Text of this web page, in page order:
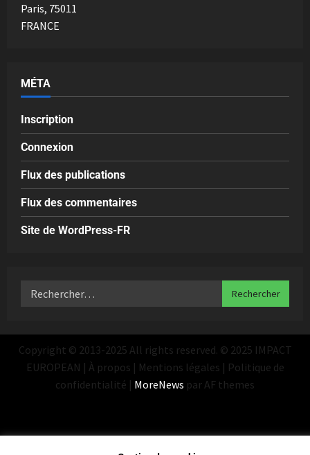
Paris, 75011
FRANCE
MÉTA
Inscription
Connexion
Flux des publications
Flux des commentaires
Site de WordPress-FR
Copyright © 2013-2025 All rights reserved. © 2025 IMPACT
EUROPEAN | À propos | Mentions légales | Politique de
confidentialité | MoreNews par AF themes